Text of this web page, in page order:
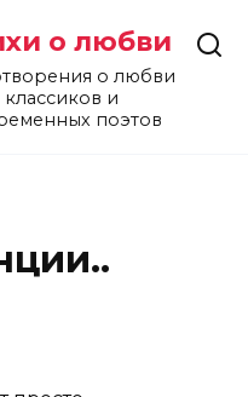
о любви
о любви
классиков и
поэтов